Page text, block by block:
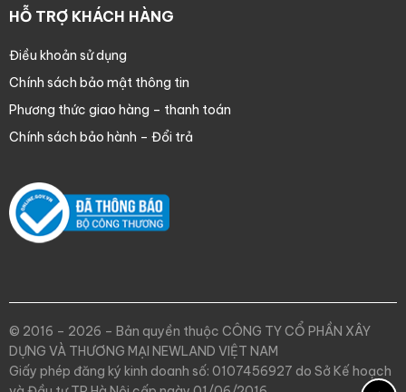
HỖ TRỢ KHÁCH HÀNG
Điều khoản sử dụng
Chính sách bảo mật thông tin
Phương thức giao hàng – thanh toán
Chính sách bảo hành – Đổi trả
© 2016 – 2026 – Bản quyền thuộc CÔNG TY CỔ PHẦN XÂY
DỰNG VÀ THƯƠNG MẠI NEWLAND VIỆT NAM
Giấy phép đăng ký kinh doanh số: 0107456927 do Sở Kế hoạch